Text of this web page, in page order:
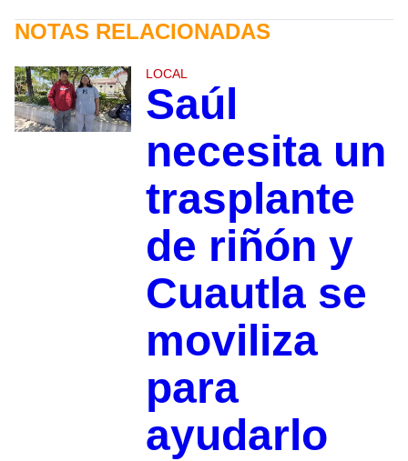
NOTAS RELACIONADAS
LOCAL
Saúl
necesita un
trasplante
de riñón y
Cuautla se
moviliza
para
ayudarlo